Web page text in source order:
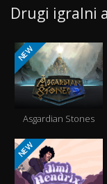
Drugi igralni
NEW
Asgardian Stones
NEW